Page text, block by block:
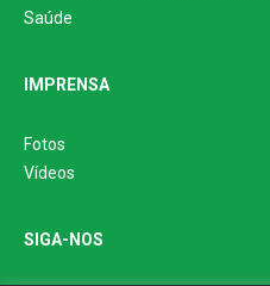
Saúde
IMPRENSA
Fotos
Vídeos
SIGA-NOS